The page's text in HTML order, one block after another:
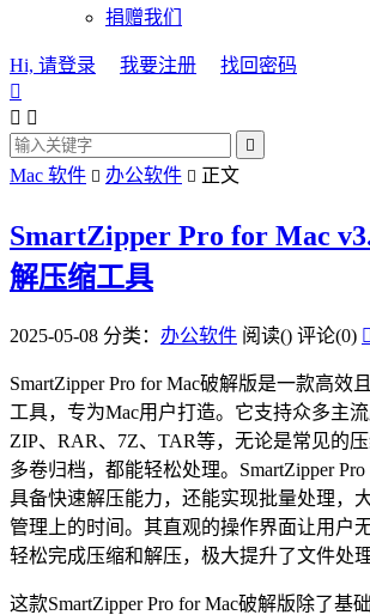
捐赠我们
Hi, 请登录 我要注册
找回密码

 

Mac 软件  办公软件  正文
SmartZipper Pro for Mac
解压缩工具
2025-05-08 分类： 办公软件 阅读() 评论(0) 
SmartZipper Pro for Mac破解版是一款高效
工具，专为Mac用户打造。它支持众多主
ZIP、RAR、7Z、TAR等，无论是常见的
多卷归档，都能轻松处理。SmartZipper
具备快速解压能力，还能实现批量处理，
管理上的时间。其直观的操作界面让用户
轻松完成压缩和解压，极大提升了文件处
这款SmartZipper Pro for Mac破解版除了基